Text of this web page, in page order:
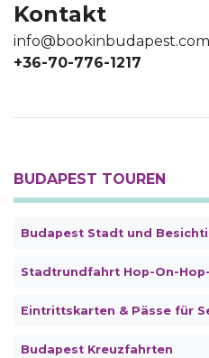
Kontakt
info@bookinbudapest.com
+36-70-776-1217
BUDAPEST TOUREN
Budapest Stadt und
Stadtrundfahrt Hop-On-
Eintrittskarten & Pässe für
Budapest Kreuzfahrten